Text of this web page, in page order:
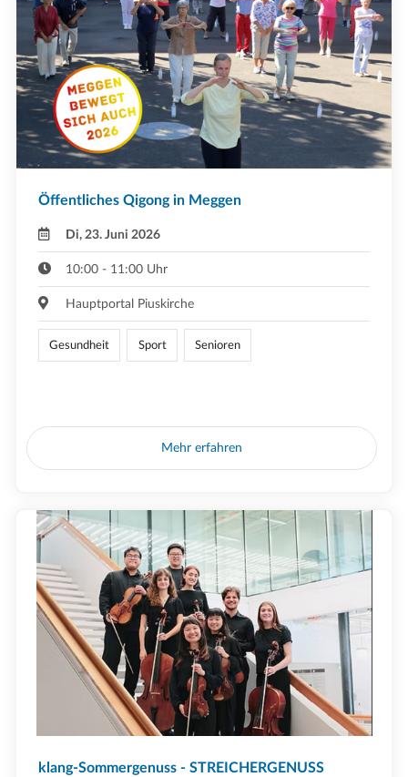
Öffentliches Qigong in Meggen
Di, 23. Juni 2026
10:00 - 11:00 Uhr
Hauptportal Piuskirche
Gesundheit Sport Senioren
Mehr erfahren
klang-Sommergenuss - STREICHERGENUSS